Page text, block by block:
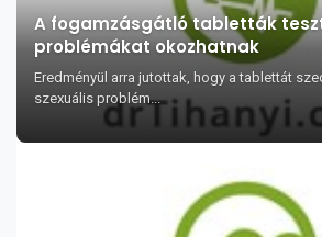
A fogamzásgátló tabletták
problémákat okozhatnak
Eredményül arra jutottak, hogy a tablettát
szexuális problém...